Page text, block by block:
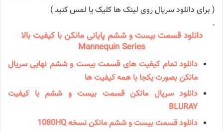
( برای دانلود سریال روی لینک ها کلیک یا لمس کنید )
.
دانلود قسمت بیست و ششم پایانی مانکن با کیفیت بالا
Mannequin Series
دانلود تمام کیفیت های قسمت بیست و ششم نهایی سریال
مانکن بصورت یکجا با همه کیفیت ها
دانلود سریال مانكن قسمت بیست و ششم با کیفیت
BLURAY
دانلود قسمت بیست و ششم مانکن نسخه 1080HQ